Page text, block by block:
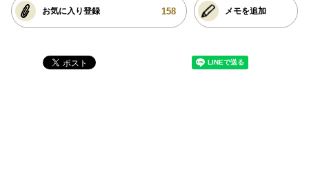
お気に入り登録 158 メモを追加